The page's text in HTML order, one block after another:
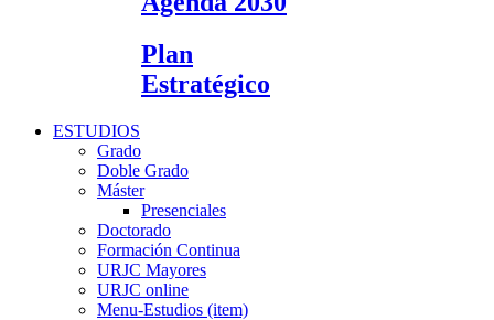
Plan
Estratégico
ESTUDIOS
Grado
Doble Grado
Máster
Presenciales
Doctorado
Formación Continua
URJC Mayores
URJC online
Menu-Estudios (item)